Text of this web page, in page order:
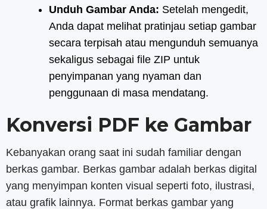
Unduh Gambar Anda: Setelah mengedit,
Anda dapat melihat pratinjau setiap gambar
secara terpisah atau mengunduh semuanya
sekaligus sebagai file ZIP untuk
penyimpanan yang nyaman dan
penggunaan di masa mendatang.
Konversi PDF ke Gambar
Kebanyakan orang saat ini sudah familiar dengan
berkas gambar. Berkas gambar adalah berkas digital
yang menyimpan konten visual seperti foto, ilustrasi,
atau grafik lainnya. Format berkas gambar yang